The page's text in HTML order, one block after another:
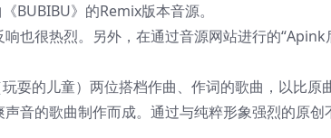
BUBIBU》的Remix版本音源。
也很热烈。另外，在通过音源网站进行的“Apink
耍的儿童）两位搭档作曲、作词的歌曲，以比原
音的歌曲制作而成。通过与纯粹形象强烈的原创